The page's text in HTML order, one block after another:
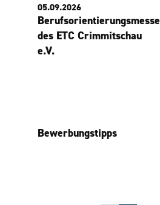
05.09.2026
Berufsorientierungsmesse
des ETC Crimmitschau
e.V.
Bewerbungstipps